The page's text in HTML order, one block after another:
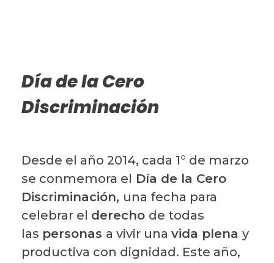
Día de la Cero
Discriminación
Desde el año 2014, cada 1° de marzo
se conmemora el Día de la Cero
Discriminación, una fecha para
celebrar el derecho de todas
las personas a vivir una vida plena y
productiva con dignidad. Este año,